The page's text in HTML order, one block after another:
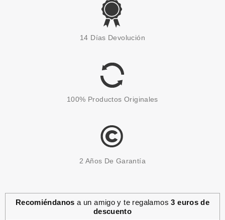
ESSENCE
PARCHES HIDROGEL
2.15€
ESSENCE
14 Días Devolución
100% Productos Originales
2 Años De Garantía
Recomiéndanos a un amigo y te regalamos3 euros de
descuento